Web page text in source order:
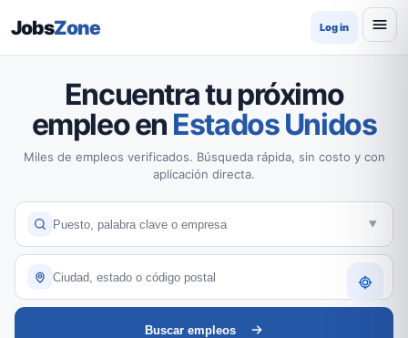
JobsZone Log in
Encuentra tu próximo
empleo en Estados Unidos
Miles de empleos verificados. Búsqueda rápida, sin costo y con
aplicación directa.
Buscar empleos